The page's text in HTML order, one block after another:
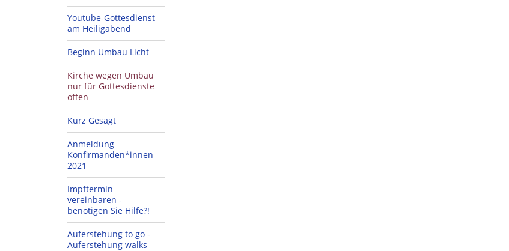
Youtube-Gottesdienst
am Heiligabend
Beginn Umbau Licht
Kirche wegen Umbau
nur für Gottesdienste
offen
Kurz Gesagt
Anmeldung
Konfirmanden*innen
2021
Impftermin
vereinbaren -
benötigen Sie Hilfe?!
Auferstehung to go -
Auferstehung walks